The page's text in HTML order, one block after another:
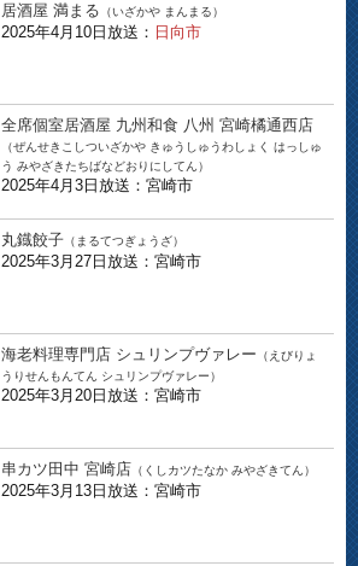
居酒屋 満まる （いざかや まんまる）
2025年4月10日放送： 日向市
全席個室居酒屋 九州和食 八州 宮崎橘通西店
（ぜんせきこしついざかや きゅうしゅうわしょく はっしゅ
う みやざきたちばなどおりにしてん）
2025年4月3日放送：宮崎市
丸鐡餃子 （まるてつぎょうざ）
2025年3月27日放送：宮崎市
海老料理専門店 シュリンプヴァレー （えびりょ
うりせんもんてん シュリンプヴァレー）
2025年3月20日放送：宮崎市
串カツ田中 宮崎店 （くしカツたなか みやざきてん）
2025年3月13日放送：宮崎市